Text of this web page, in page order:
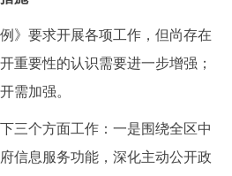
要求开展各项工作，但尚存在
重要性的认识需要进一步增强；
需加强。
个方面工作：一是围绕全区中
信息服务功能，深化主动公开政